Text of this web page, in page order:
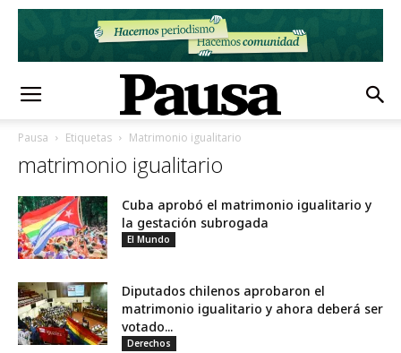
Pausa Etiquetas Matrimonio igualitario
matrimonio igualitario
Cuba aprobó el matrimonio igualitario y
la gestación subrogada
El Mundo
Diputados chilenos aprobaron el
matrimonio igualitario y ahora deberá ser
votado...
Derechos